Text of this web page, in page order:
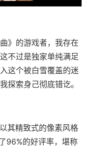
》的游戏者，我存在
不过是独家​​单纯满足
这个被白雪覆盖的迷
探索身己彻底错讫。
其精致式的像素风格
​​96%的好评率​​，堪称